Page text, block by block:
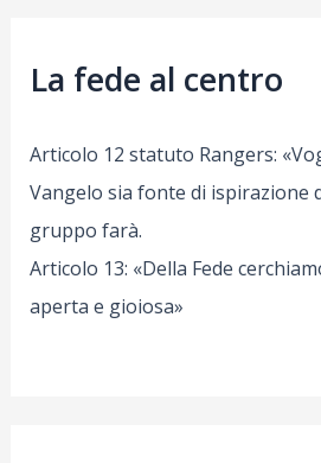
La fede al centro
Articolo 12 statuto Rangers:
Vangelo sia fonte di ispirazione
gruppo farà.
Articolo 13: «Della Fede
aperta e gioiosa»